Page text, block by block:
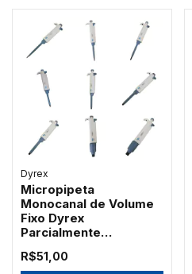
Dyrex
Micropipeta
Monocanal de Volume
Fixo Dyrex
Parcialmente
R$51,00